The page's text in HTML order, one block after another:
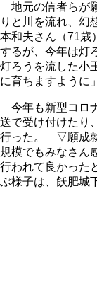
地元の信者らが
りと川を流れ、
本和夫さん（71歳
するが、今年は灯
灯ろうを流した小
に育ちますように
今年も新型コロ
送で受け付けたり
行った。 ▽願成就
規模でもみなさん
行われて良かった
ぶ様子は、飫肥城